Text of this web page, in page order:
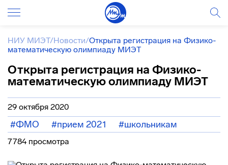
НИУ МИЭТ/Новости/Открыта регистрация на Физико-
математическую олимпиаду МИЭТ
Открыта регистрация на Физико-
математическую олимпиаду МИЭТ
29 октября 2020
#ФМО #прием 2021 #школьникам
7784 просмотра